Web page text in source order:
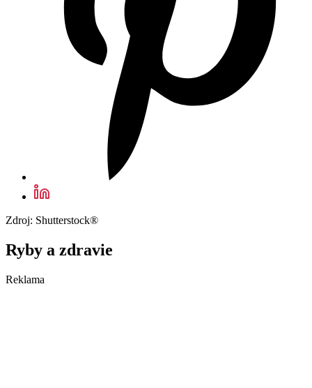
Zdroj: Shutterstock®
Ryby a zdravie
Reklama